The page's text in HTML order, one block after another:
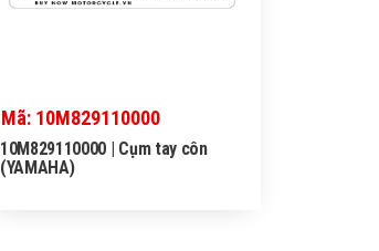
Mã: 10M829110000
10M829110000 | Cụm tay côn
(YAMAHA)